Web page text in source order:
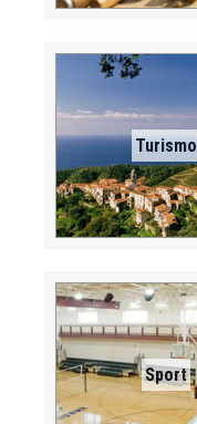
Turismo
Sport